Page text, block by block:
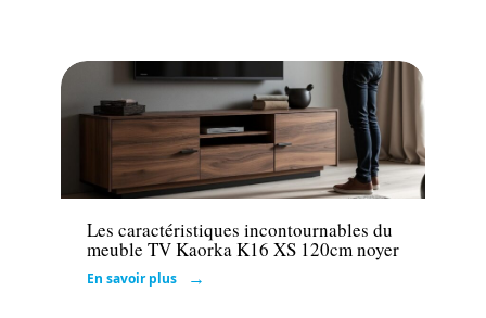
Maison
Les caractéristiques incontournables du
meuble TV Kaorka K16 XS 120cm noyer
En savoir plus